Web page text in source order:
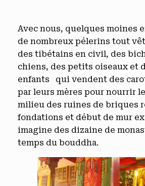
Avec nous, quelques moines
de nombreux pélerins tout
des tibétains en civil, des
chiens, des petits oiseaux et
enfants qui vendent des
par leurs mères pour nourrir
milieu des ruines de briques
fondations et début de mur
imagine des dizaine de
temps du bouddha.